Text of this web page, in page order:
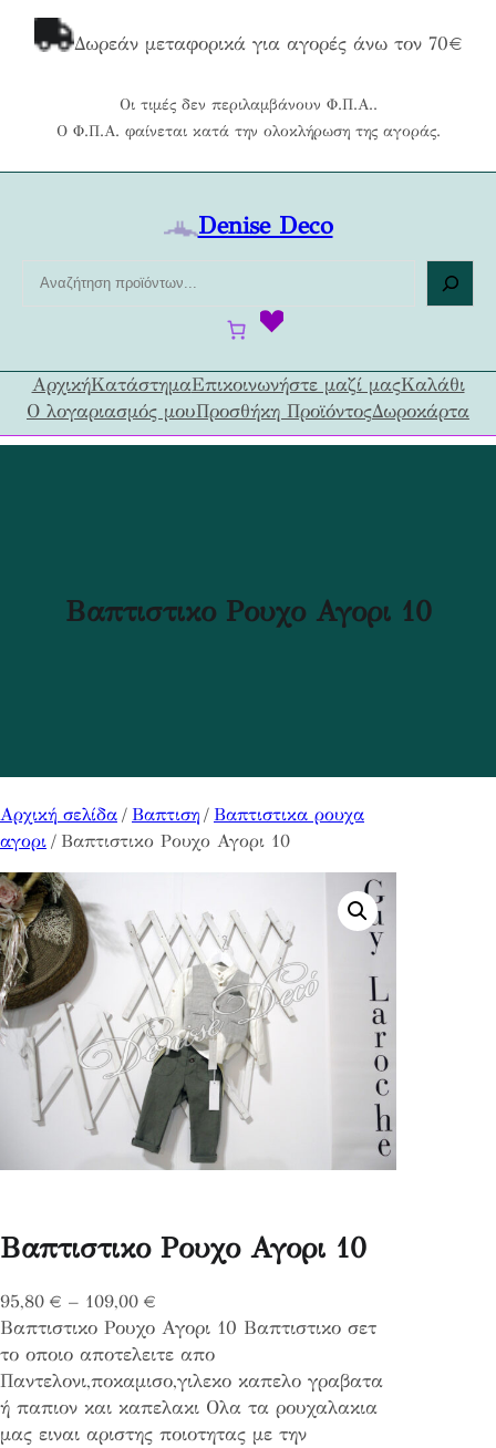
Δωρεάν μεταφορικά για αγορές άνω τον 70€
Οι τιμές δεν περιλαμβάνουν Φ.Π.Α..
Ο Φ.Π.Α. φαίνεται κατά την ολοκλήρωση της αγοράς.
Denise Deco
ή
τ
η
ΑρχικήΚατάστημαΕπικοινωνήστε μαζί μαςΚαλάθι
Ο λογαριασμός μουΠροσθήκη ΠροϊόντοςΔωροκάρτα
Βαπτιστικο Ρουχο Αγορι 10
Αρχική σελίδα / Βαπτιση / Βαπτιστικα ρουχα
αγορι / Βαπτιστικο Ρουχο Αγορι 10
Βαπτιστικο Ρουχο Αγορι 10
95,80 € – 109,00 €
i
c
e
r
Βαπτιστικο Ρουχο Αγορι 10 Βαπτιστικο σετ
το οποιο αποτελειτε απο
Παντελονι,ποκαμισο,γιλεκο καπελο γραβατα
ή παπιον και καπελακι Ολα τα ρουχαλακια
μας ειναι αριστης ποιοτητας με την